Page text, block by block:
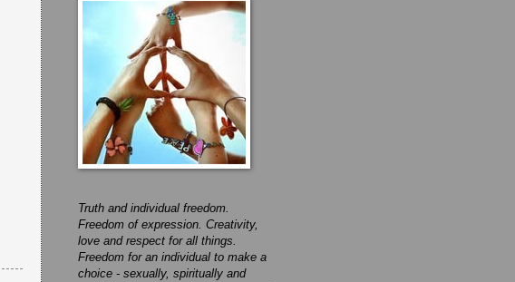
Truth and individual freedom.
Freedom of expression. Creativity,
love and respect for all things.
Freedom for an individual to make a
choice - sexually, spiritually and